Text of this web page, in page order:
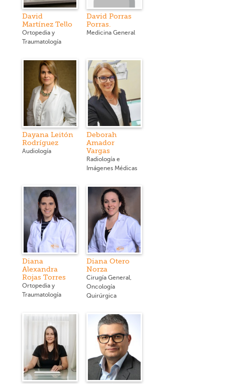
David
Martínez Tello
Ortopedia y
Traumatología
David Porras
Porras.
Medicina General
Dayana Leitón
Rodríguez
Audiología
Deborah
Amador
Vargas
Radiología e
Imágenes Médicas
Diana
Alexandra
Rojas Torres
Ortopedia y
Traumatología
Diana Otero
Norza
Cirugía General,
Oncología
Quirúrgica